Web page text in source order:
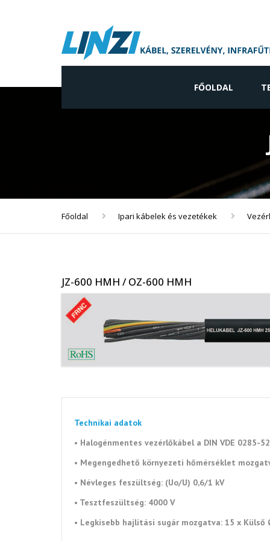
FŐOLDAL
Főoldal Ipari kábelek és vezetékek
JZ-600 HMH / OZ-600 HMH
Technikai adatok
• Halogénmentes vezérlőkábel a DIN VDE 0285-
• Megengedhető környezeti hőmérséklet
• Névleges feszültség: (Uo/U) 0,6/1 kV
• Tesztfeszültség: 4000 V
• Legkisebb hajlítási sugár mozgatva: 15 x Külső